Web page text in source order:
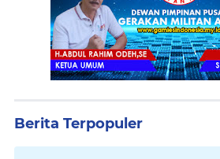
Berita Terpopuler